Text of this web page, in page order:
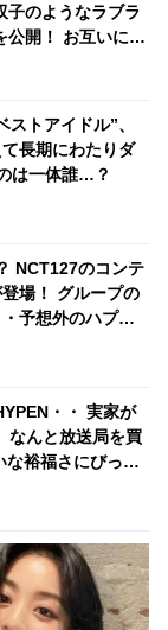
子のようなラブラ
公開！ お互いに
トアイドル”、
長期にわたりダ
は一体誰…？
NCT127のコンテ
場！ グループの
予想外のハプニ
・・ 実家が
なんと放送局を買
な裕福さにびっく